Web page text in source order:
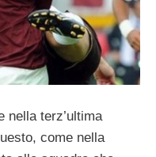
nella terz’ultima
come nella